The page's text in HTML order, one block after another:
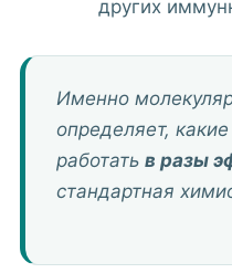
других
Именно
определяет,
работать в разы
стандартная